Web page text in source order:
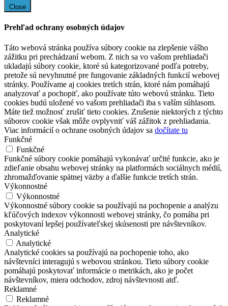
Close
Prehľad ochrany osobných údajov
Táto webová stránka používa súbory cookie na zlepšenie vášho
zážitku pri prechádzaní webom. Z nich sa vo vašom prehliadači
ukladajú súbory cookie, ktoré sú kategorizované podľa potreby,
pretože sú nevyhnutné pre fungovanie základných funkcií webovej
stránky. Používame aj cookies tretích strán, ktoré nám pomáhajú
analyzovať a pochopiť, ako používate túto webovú stránku. Tieto
cookies budú uložené vo vašom prehliadači iba s vaším súhlasom.
Máte tiež možnosť zrušiť tieto cookies. Zrušenie niektorých z týchto
súborov cookie však môže ovplyvniť váš zážitok z prehliadania.
Viac informácií o ochrane osobných údajov sa dočítate tu
Funkčné
Funkčné
Funkčné súbory cookie pomáhajú vykonávať určité funkcie, ako je
zdieľanie obsahu webovej stránky na platformách sociálnych médií,
zhromažďovanie spätnej väzby a ďalšie funkcie tretích strán.
Výkonnostné
Výkonnostné
Výkonnostné súbory cookie sa používajú na pochopenie a analýzu
kľúčových indexov výkonnosti webovej stránky, čo pomáha pri
poskytovaní lepšej používateľskej skúsenosti pre návštevníkov.
Analytické
Analytické
Analytické cookies sa používajú na pochopenie toho, ako
návštevníci interagujú s webovou stránkou. Tieto súbory cookie
pomáhajú poskytovať informácie o metrikách, ako je počet
návštevníkov, miera odchodov, zdroj návštevnosti atď.
Reklamné
Reklamné